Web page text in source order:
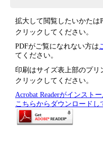
拡大して閲覧したいかたは
クリックしてください。
PDFがご覧になれない方は
てください。
印刷はサイズ表上部のプリ
クリックしてください。
Acrobat Readerがインスト
こちらからダウンロードし